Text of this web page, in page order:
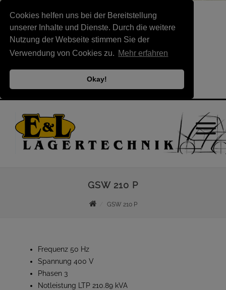
Cookies helfen uns bei der Bereitstellung
unserer Inhalte und Dienste. Durch die weitere
Nutzung der Webseite stimmen Sie der
Verwendung von Cookies zu. Mehr erfahren
Okay!
GSW 210 P
GSW 210 P
Frequenz 50 Hz
Spannung 400 V
Phasen 3
Notleistung LTP 210.89 kVA